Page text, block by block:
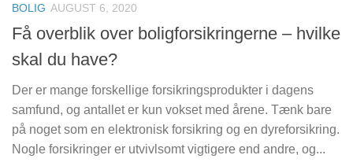
BOLIG AUGUST 6, 2020
Få overblik over boligforsikringerne – hvilke
skal du have?
Der er mange forskellige forsikringsprodukter i dagens
samfund, og antallet er kun vokset med årene. Tænk bare
på noget som en elektronisk forsikring og en dyreforsikring.
Nogle forsikringer er utvivlsomt vigtigere end andre, og...